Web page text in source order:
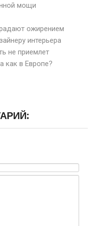
мощи
ожирением
интерьера
не приемлет
как в Европе?